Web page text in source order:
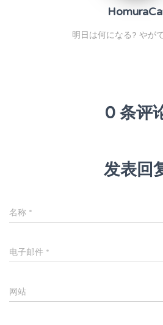
明日は何になる? やが
0 条评
发表回
名称 *
电子邮件 *
网站